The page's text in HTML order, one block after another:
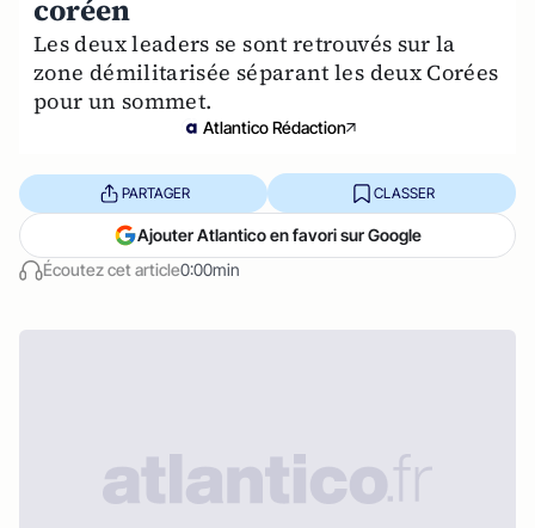
coréen
Les deux leaders se sont retrouvés sur la
zone démilitarisée séparant les deux Corées
pour un sommet.
Atlantico Rédaction
Écoutez cet article0:00min
PARTAGER CLASSER
Ajouter Atlantico en favori sur Google